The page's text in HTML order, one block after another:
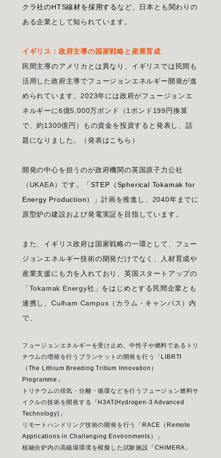
クラ社のHTS線材を採用する など、日本とも関わりの
ある企業として知られています。
イギリス：政府主導の国家戦略と産業育成
民間主導のアメリカとは異なり、イギリスでは民間も
活用した政府主導でフュージョンエネルギー開発が進
められています。2023年には政府がフュージョンエ
ネルギーに6億5,000万ポンド（1ポンド199円換算
で、約1300億円）もの資金を投資すると発表し、話
題になりました。（発表はこちら ）
開発の中心を担うのが政府機関の英国原子力公社
（UKAEA）です。
「STEP（Spherical Tokamak for
Energy Production）」 計画を推進し、2040年までに
原型炉の建設および発電実証を目指しています。
また、イギリス政府は国家戦略の一環として、フュー
ジョンエネルギー技術の開発だけでなく、人材育成や
産業支援にも力を入れており、英国スタートアップの
「Tokamak Energy社」をはじめとする民間企業とも
連携し、Culham Campus（カラム・キャンパス）内
で、
フュージョンエネルギーを受け止め、中性子や燃料であるトリ
チウムの増殖を行うブランケットの開発を行う
「LIBRTI
（The Lithium Breeding Tritium Innovation）
Programme」
トリチウムの排気・分離・循環などを行うフュージョン燃料サ
イクルの技術を開発する
「H3AT(Hydrogen-3 Advanced
Technology)」
リモートハンドリング技術の開発を行う
「RACE（Remote
Applications in Challenging Environments）」
核融合炉内の高磁場環境を模擬した試験施設
「CHIMERA」